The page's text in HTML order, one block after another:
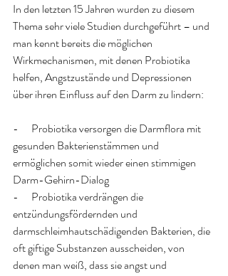
In den letzten 15 Jahren wurden zu diesem
Thema sehr viele Studien durchgeführt – und
man kennt bereits die möglichen
Wirkmechanismen, mit denen Probiotika
helfen, Angstzustände und Depressionen
über ihren Einfluss auf den Darm zu lindern:
-      Probiotika versorgen die Darmflora mit
gesunden Bakterienstämmen und
ermöglichen somit wieder einen stimmigen
Darm-Gehirn-Dialog
-      Probiotika verdrängen die
entzündungsfördernden und
darmschleimhautschädigenden Bakterien, die
oft giftige Substanzen ausscheiden, von
denen man weiß, dass sie angst und